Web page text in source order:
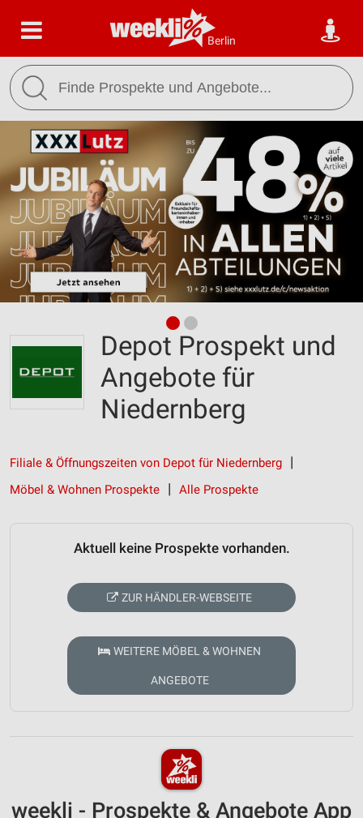
Berlin
Depot Prospekt und
Angebote für
Niedernberg
Filiale & Öffnungszeiten von Depot für Niedernberg
Möbel & Wohnen Prospekte
Alle Prospekte
Aktuell keine Prospekte vorhanden.
ZUR HÄNDLER-WEBSEITE
WEITERE MÖBEL & WOHNEN
ANGEBOTE
weekli - Prospekte & Angebote App